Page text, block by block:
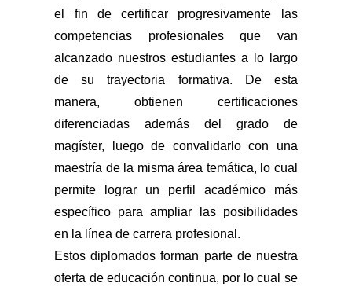
el fin de certificar progresivamente las
competencias profesionales que van
alcanzado nuestros estudiantes a lo largo
de su trayectoria formativa. De esta
manera, obtienen certificaciones
diferenciadas además del grado de
magíster, luego de convalidarlo con una
maestría de la misma área temática, lo cual
permite lograr un perfil académico más
específico para ampliar las posibilidades
en la línea de carrera profesional.
Estos diplomados forman parte de nuestra
oferta de educación continua, por lo cual se